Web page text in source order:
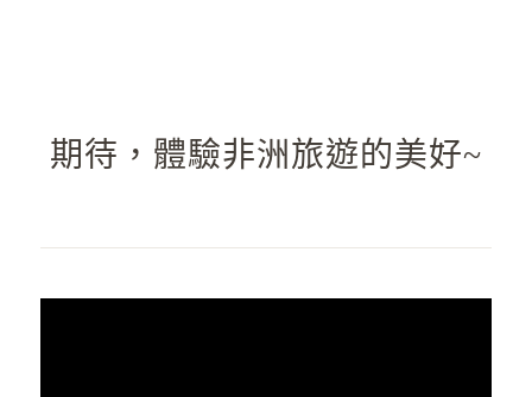
期待，體驗非洲旅遊的美好~